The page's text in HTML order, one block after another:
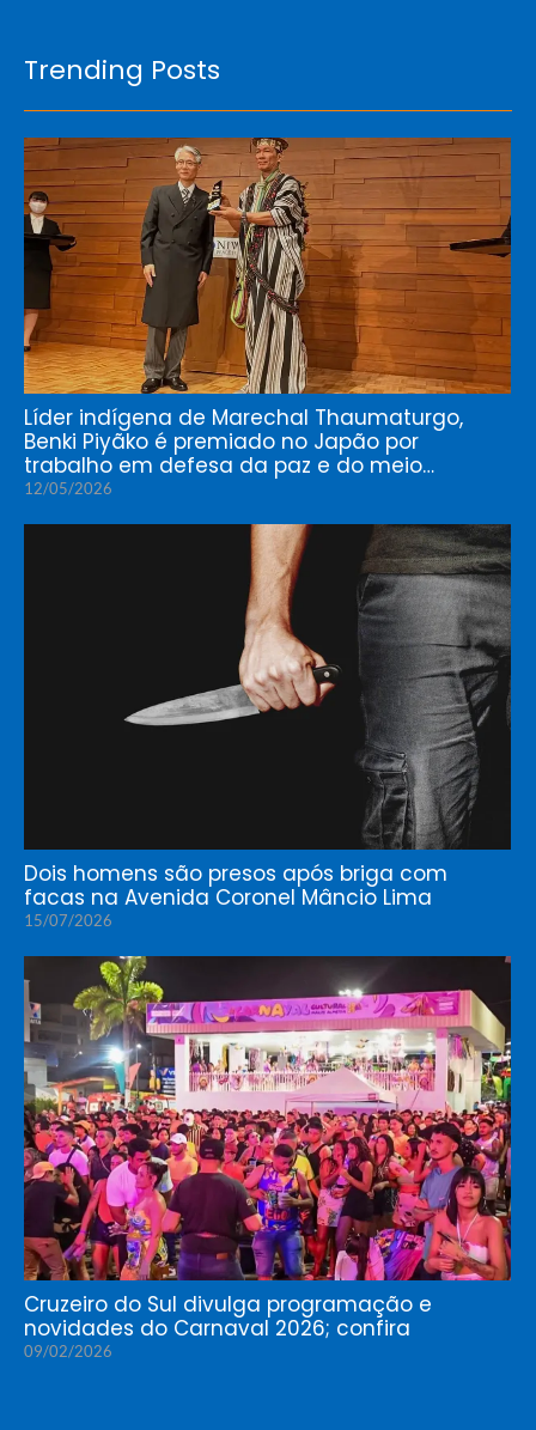
Trending Posts
Líder indígena de Marechal Thaumaturgo,
Benki Piyãko é premiado no Japão por
trabalho em defesa da paz e do meio…
12/05/2026
Dois homens são presos após briga com
facas na Avenida Coronel Mâncio Lima
15/07/2026
Cruzeiro do Sul divulga programação e
novidades do Carnaval 2026; confira
09/02/2026